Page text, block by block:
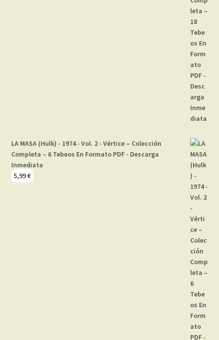
LA MASA (Hulk) - 1974 - Vol. 2 - Vértice – Colección
Completa – 6 Tebeos En Formato PDF - Descarga
Inmediata
5,99€